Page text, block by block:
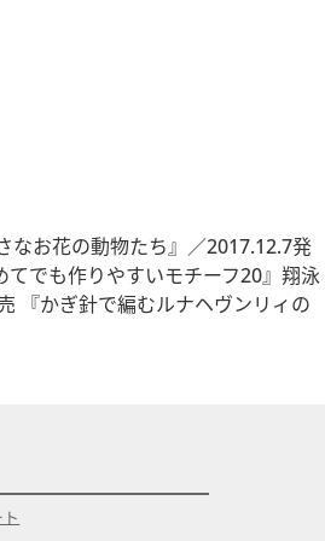
なお花の動物たち』／2017.12.7発
でも作りやすいモチーフ20』翔泳
『かぎ針で編むルナヘヴンリィの